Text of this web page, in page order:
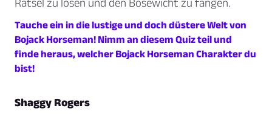
Rätsel zu lösen und den Bösewicht zu fangen.
Tauche ein in die lustige und doch düstere Welt von
Bojack Horseman! Nimm an diesem Quiz teil und
finde heraus, welcher Bojack Horseman Charakter du
bist!
Shaggy Rogers